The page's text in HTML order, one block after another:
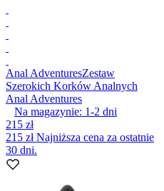
Anal AdventuresZestaw
Szerokich Korków Analnych
Anal Adventures
Na magazynie: 1-2 dni
215 zł
215 złNajniższa cena za ostatnie
30 dni.